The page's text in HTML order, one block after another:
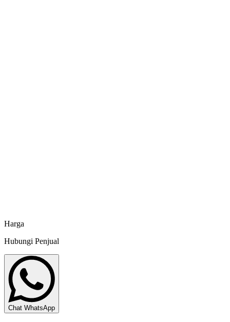
Harga
Hubungi Penjual
Chat WhatsApp